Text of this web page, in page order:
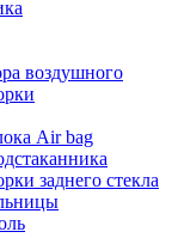
воздушного
Air bag
заднего стекла